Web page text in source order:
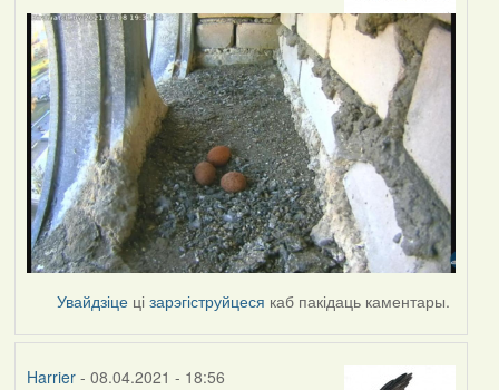
Увайдзіце цізарэгіструйцеся каб пакідаць каментары.
Harrier- 08.04.2021 - 18:56